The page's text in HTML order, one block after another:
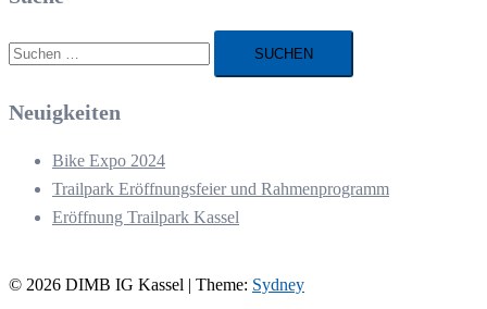
Suchen
Neuigkeiten
Bike Expo 2024
Trailpark Eröffnungsfeier und Rahmenprogramm
Eröffnung Trailpark Kassel
© 2026 DIMB IG Kassel | Theme: Sydney